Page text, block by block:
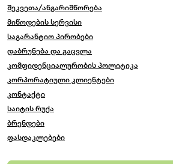
შეკვეთა/ანგარიშწორება
მიწოდების სერვისი
საგარანტიო პირობები
დაბრუნება და გაცვლა
კომფიდენციალურობის პოლიტიკა
კორპორატიული კლიენტები
კონტაქტი
საიტის რუქა
ბრენდები
ფასდაკლებები